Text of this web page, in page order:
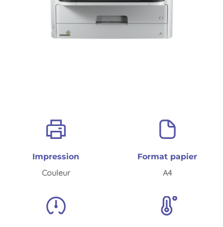
Impression
Couleur
Format papier
A4